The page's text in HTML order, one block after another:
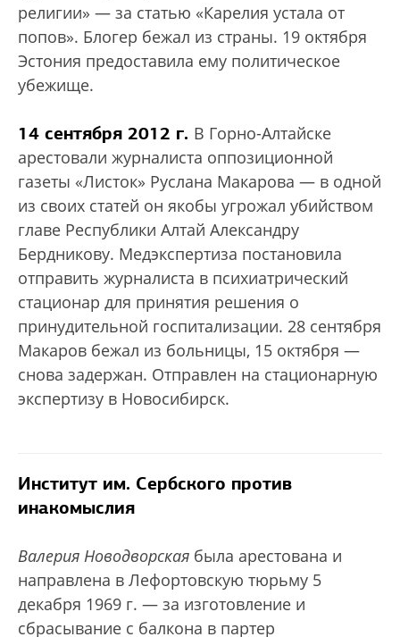
религии» — за статью «Карелия устала от
попов». Блогер бежал из страны. 19 октября
Эстония предоставила ему политическое
убежище.
14 сентября 2012 г. В Горно-Алтайске
арестовали журналиста оппозиционной
газеты «Листок» Руслана Макарова — в одной
из своих статей он якобы угрожал убийством
главе Республики Алтай Александру
Бердникову. Медэкспертиза постановила
отправить журналиста в психиатрический
стационар для принятия решения о
принудительной госпитализации. 28 сентября
Макаров бежал из больницы, 15 октября —
снова задержан. Отправлен на стационарную
экспертизу в Новосибирск.
Институт им. Сербского против
инакомыслия
Валерия Новодворская была арестована и
направлена в Лефортовскую тюрьму 5
декабря 1969 г. — за изготовление и
сбрасывание с балкона в партер